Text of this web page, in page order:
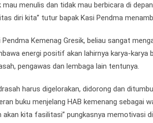
mau menulis dan tidak mau berbicara di
diri kita” tutur bapak Kasi Pendma
Pendma Kemenag Gresik, beliau sangat
energi positif akan lahirnya karya-karya
pengawas dan lembaga lain tentunya.
harus digelorakan, didorong dan
buku menjelang HAB kemenang sebagai
akan kita fasilitasi” pungkasnya memotivasi